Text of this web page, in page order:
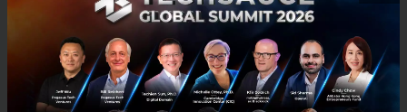
Ananda Development